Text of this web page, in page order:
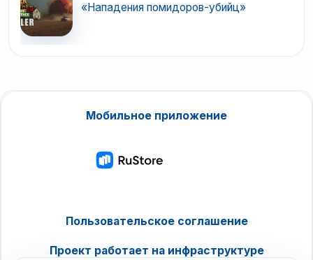
«Нападения помидоров-убийц»
Мобильное приложение
Пользовательское соглашение
Проект работает на инфраструктуре